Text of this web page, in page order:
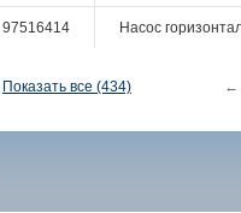
97516414 Насос
Показать все (434) ←